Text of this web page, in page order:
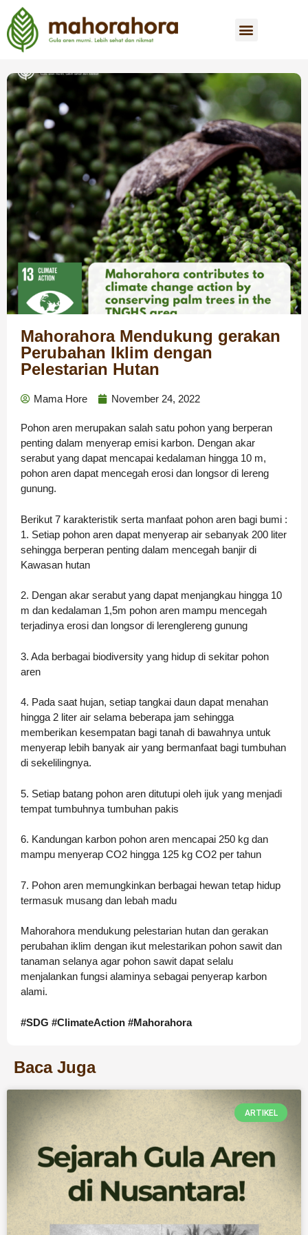
Mahorahora Mendukung gerakan
Perubahan Iklim dengan
Pelestarian Hutan
Mama Hore November 24, 2022
Pohon aren merupakan salah satu pohon yang berperan
penting dalam menyerap emisi karbon. Dengan akar
serabut yang dapat mencapai kedalaman hingga 10 m,
pohon aren dapat mencegah erosi dan longsor di lereng
gunung.
Berikut 7 karakteristik serta manfaat pohon aren bagi bumi :
1. Setiap pohon aren dapat menyerap air sebanyak 200 liter
sehingga berperan penting dalam mencegah banjir di
Kawasan hutan
2. Dengan akar serabut yang dapat menjangkau hingga 10
m dan kedalaman 1,5m pohon aren mampu mencegah
terjadinya erosi dan longsor di lerenglereng gunung
3. Ada berbagai biodiversity yang hidup di sekitar pohon
aren
4. Pada saat hujan, setiap tangkai daun dapat menahan
hingga 2 liter air selama beberapa jam sehingga
memberikan kesempatan bagi tanah di bawahnya untuk
menyerap lebih banyak air yang bermanfaat bagi tumbuhan
di sekelilingnya.
5. Setiap batang pohon aren ditutupi oleh ijuk yang menjadi
tempat tumbuhnya tumbuhan pakis
6. Kandungan karbon pohon aren mencapai 250 kg dan
mampu menyerap CO2 hingga 125 kg CO2 per tahun
7. Pohon aren memungkinkan berbagai hewan tetap hidup
termasuk musang dan lebah madu
Mahorahora mendukung pelestarian hutan dan gerakan
perubahan iklim dengan ikut melestarikan pohon sawit dan
tanaman selanya agar pohon sawit dapat selalu
menjalankan fungsi alaminya sebagai penyerap karbon
alami.
#SDG #ClimateAction #Mahorahora
Baca Juga
ARTIKEL